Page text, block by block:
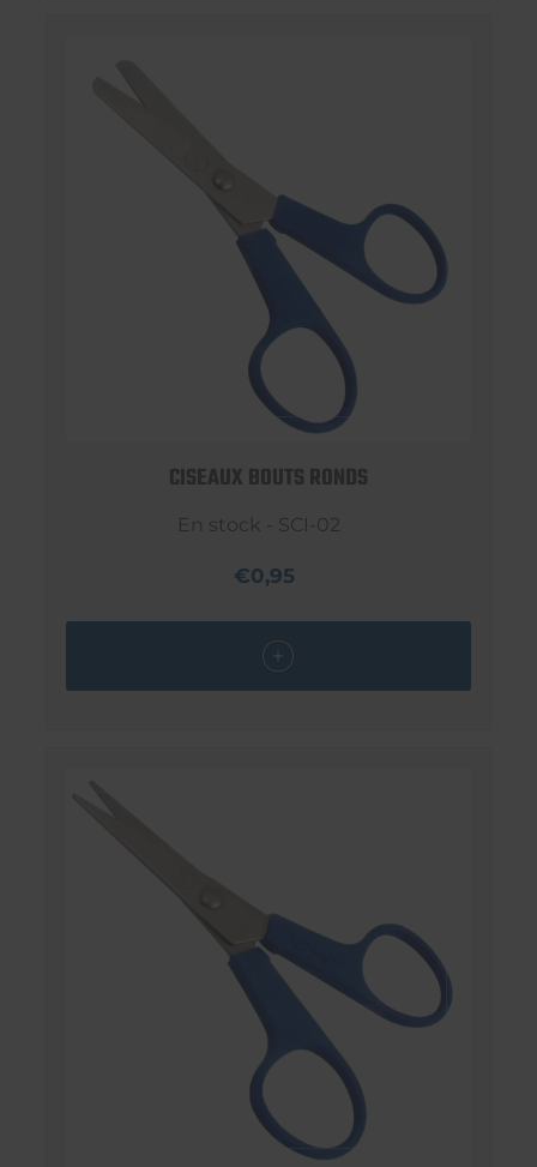
CISEAUX BOUTS RONDS
En stock - SCI-02
€0,95